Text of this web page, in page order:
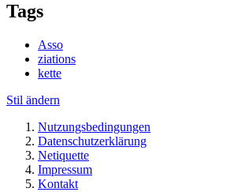
Tags
Asso
ziations
kette
Stil ändern
Nutzungsbedingungen
Datenschutzerklärung
Netiquette
Impressum
Kontakt